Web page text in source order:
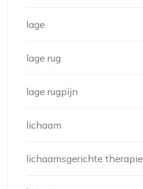
lage
lage rug
lage rugpijn
lichaam
lichaamsgerichte therapie